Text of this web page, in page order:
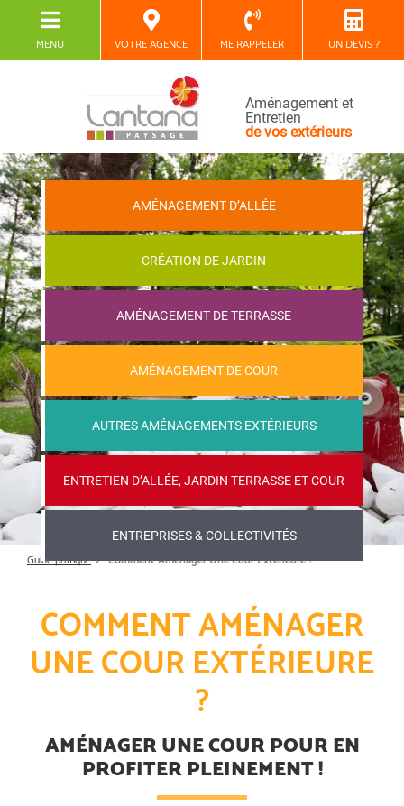
MENU VOTRE AGENCE ME RAPPELER UN DEVIS ?
Aménagement et
Entretien
de vos extérieurs
AMÉNAGEMENT D’ALLÉE
CRÉATION DE JARDIN
AMÉNAGEMENT DE TERRASSE
AMÉNAGEMENT DE COUR
AUTRES AMÉNAGEMENTS EXTÉRIEURS
ENTRETIEN D’ALLÉE, JARDIN TERRASSE ET COUR
ENTREPRISES & COLLECTIVITÉS
Guide pratique Comment Aménager Une Cour Extérieure ?
COMMENT AMÉNAGER
UNE COUR EXTÉRIEURE
?
AMÉNAGER UNE COUR POUR EN
PROFITER PLEINEMENT !